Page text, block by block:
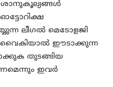
ലീഗല്‍ മെടോളജി
വൈകിയാല്‍ ഈടാക്കുന്ന
തുടങ്ങിയ
ഇവര്‍